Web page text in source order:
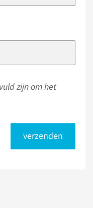
zijn om het
verzenden